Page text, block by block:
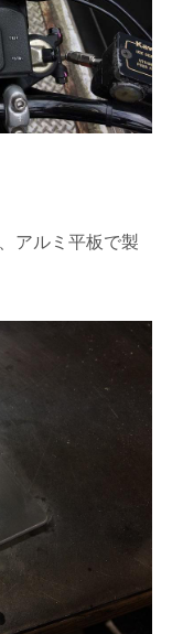
アルミ平板で製